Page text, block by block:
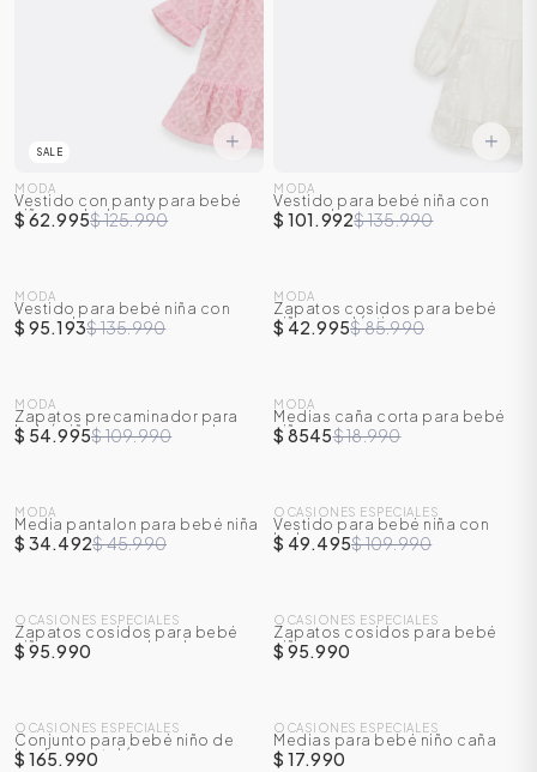
SALE
MODA
Vestido con panty para bebé
niña con boleros
$ 62.995$ 125.990
MODA
Vestido para bebé niña con
manga larga
$ 101.992$ 135.990
-30%
MODA
Vestido para bebé niña con
manga larga
$ 95.193$ 135.990
-50%
MODA
Zapatos cosidos para bebé
niña con elástico
$ 42.995$ 85.990
-50%
MODA
Zapatos precaminador para
bebé niña con correas velcro
$ 54.995$ 109.990
-55%
MODA
Medias caña corta para bebé
niña
$ 8545$ 18.990
-25%
MODA
Media pantalon para bebé niña
$ 34.492$ 45.990
-55%
OCASIONES ESPECIALES
Vestido para bebé niña con
boleros
$ 49.495$ 109.990
OCASIONES ESPECIALES
Zapatos cosidos para bebé
niño con correa de velcro
$ 95.990
OCASIONES ESPECIALES
Zapatos cosidos para bebé
niño
$ 95.990
OCASIONES ESPECIALES
Conjunto para bebé niño de
body + pantalón
$ 165.990
OCASIONES ESPECIALES
Medias para bebé niño caña
corta
$ 17.990